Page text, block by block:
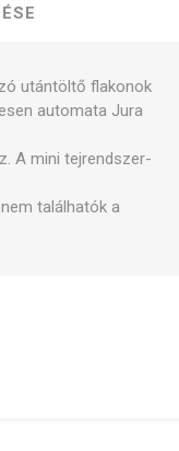
utántöltő flakonok
automata Jura
A mini tejrendszer-
találhatók a